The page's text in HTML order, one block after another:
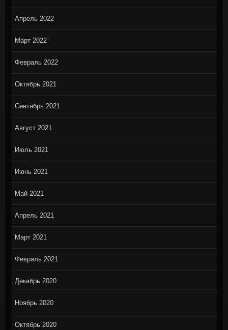
Апрель 2022
Март 2022
Февраль 2022
Октябрь 2021
Сентябрь 2021
Август 2021
Июль 2021
Июнь 2021
Май 2021
Апрель 2021
Март 2021
Февраль 2021
Декабрь 2020
Ноябрь 2020
Октябрь 2020